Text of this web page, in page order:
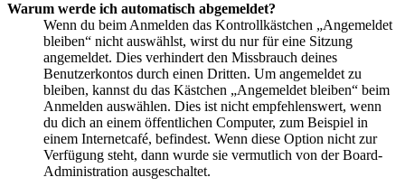
Warum werde ich automatisch abgemeldet?
Wenn du beim Anmelden das Kontrollkästchen „Angemeldet
bleiben“ nicht auswählst, wirst du nur für eine Sitzung
angemeldet. Dies verhindert den Missbrauch deines
Benutzerkontos durch einen Dritten. Um angemeldet zu
bleiben, kannst du das Kästchen „Angemeldet bleiben“ beim
Anmelden auswählen. Dies ist nicht empfehlenswert, wenn
du dich an einem öffentlichen Computer, zum Beispiel in
einem Internetcafé, befindest. Wenn diese Option nicht zur
Verfügung steht, dann wurde sie vermutlich von der Board-
Administration ausgeschaltet.